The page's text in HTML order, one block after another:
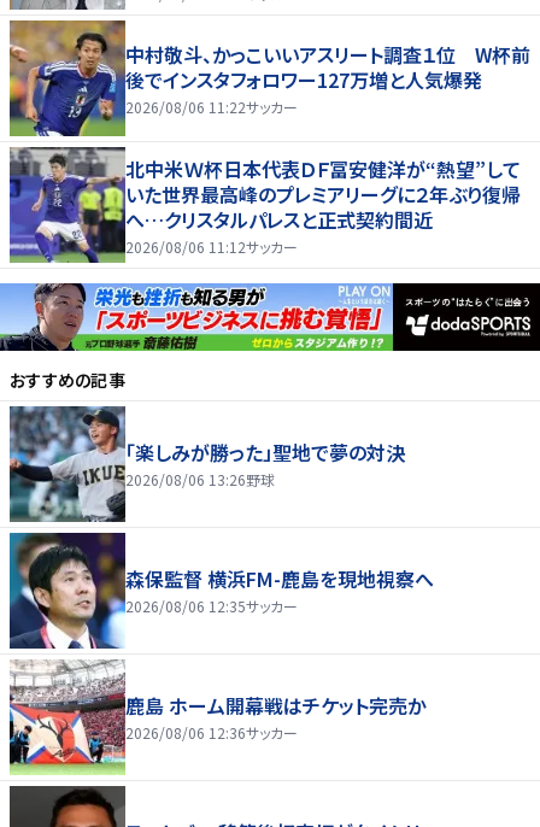
中村敬斗、かっこいいアスリート調査１位 W杯前
後でインスタフォロワー127万増と人気爆発
2026/08/06 11:22サッカー
北中米Ｗ杯日本代表ＤＦ冨安健洋が“熱望”して
いた世界最高峰のプレミアリーグに２年ぶり復帰
へ…クリスタルパレスと正式契約間近
2026/08/06 11:12サッカー
おすすめの記事
「楽しみが勝った」聖地で夢の対決
2026/08/06 13:26野球
森保監督 横浜FM-鹿島を現地視察へ
2026/08/06 12:35サッカー
鹿島 ホーム開幕戦はチケット完売か
2026/08/06 12:36サッカー